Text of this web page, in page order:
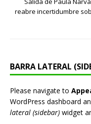
reabre incertidumbre
BARRA LATERAL
Please navigate to
WordPress dashboard
lateral (sidebar) widget